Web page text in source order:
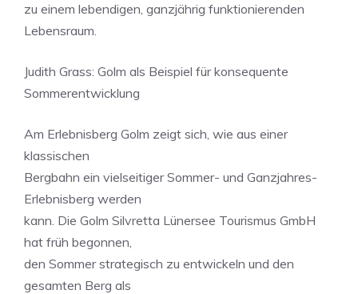
zu einem lebendigen, ganzjährig funktionierenden
Lebensraum.
Judith Grass: Golm als Beispiel für konsequente
Sommerentwicklung
Am Erlebnisberg Golm zeigt sich, wie aus einer
klassischen
Bergbahn ein vielseitiger Sommer- und Ganzjahres-
Erlebnisberg werden
kann. Die Golm Silvretta Lünersee Tourismus GmbH
hat früh begonnen,
den Sommer strategisch zu entwickeln und den
gesamten Berg als